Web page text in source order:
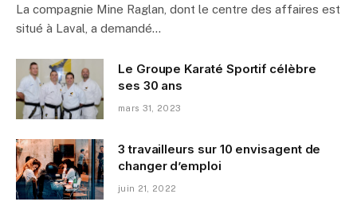
La compagnie Mine Raglan, dont le centre des affaires est
situé à Laval, a demandé…
Le Groupe Karaté Sportif célèbre
ses 30 ans
mars 31, 2023
3 travailleurs sur 10 envisagent de
changer d’emploi
juin 21, 2022